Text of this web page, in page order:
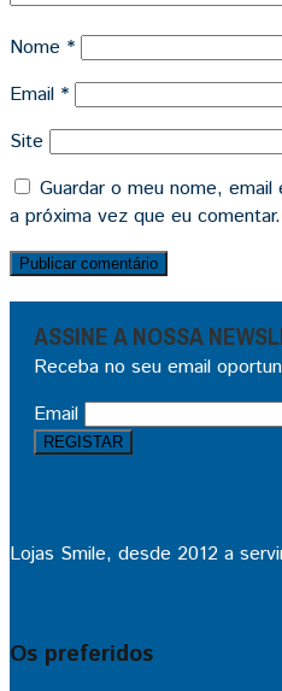
Nome *
Email *
Site
Guardar o meu nome,
a próxima vez que eu comentar.
ASSINE A NOSSA
Receba no seu email
Email
Lojas Smile, desde 2012 a
Os preferidos